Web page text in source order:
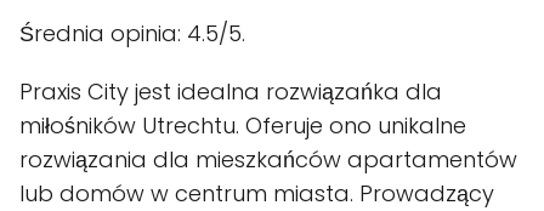
Średnia opinia: 4.5/5.
Praxis City jest idealna rozwiązańka dla
miłośników Utrechtu. Oferuje ono unikalne
rozwiązania dla mieszkańców apartamentów
lub domów w centrum miasta. Prowadzący